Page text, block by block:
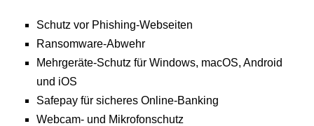
Schutz vor Phishing-Webseiten
Ransomware-Abwehr
Mehrgeräte-Schutz für Windows, macOS, Android
und iOS
Safepay für sicheres Online-Banking
Webcam- und Mikrofonschutz